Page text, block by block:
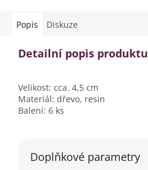
Popis Diskuze
Detailní popis produktu
Velikost: cca. 4,5 cm
Materiál: dřevo, resin
Balení: 6 ks
Doplňkové parametry